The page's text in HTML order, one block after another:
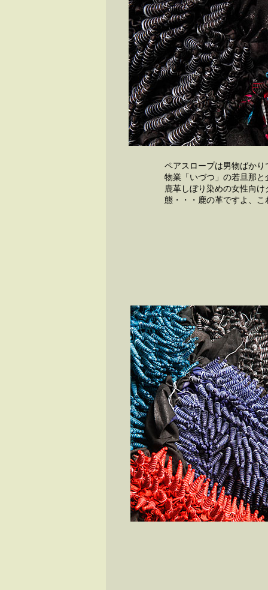
ペアスロープは男物ばか
物業「いづつ」の若旦那
鹿革しぼり染めの女性向
態・・・鹿の革ですよ、